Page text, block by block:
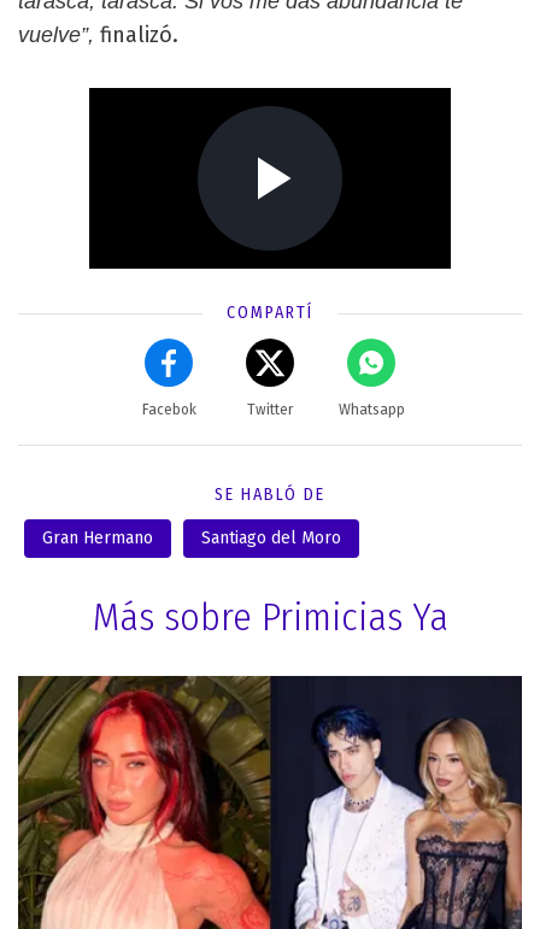
vuelve”, finalizó.
COMPARTÍ
Facebok Twitter Whatsapp
SE HABLÓ DE
Gran Hermano Santiago del Moro
Más sobre Primicias Ya